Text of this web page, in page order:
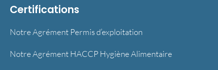
Certifications
Notre Agrément Permis d’exploitation
Notre Agrément HACCP Hygiène Alimentaire